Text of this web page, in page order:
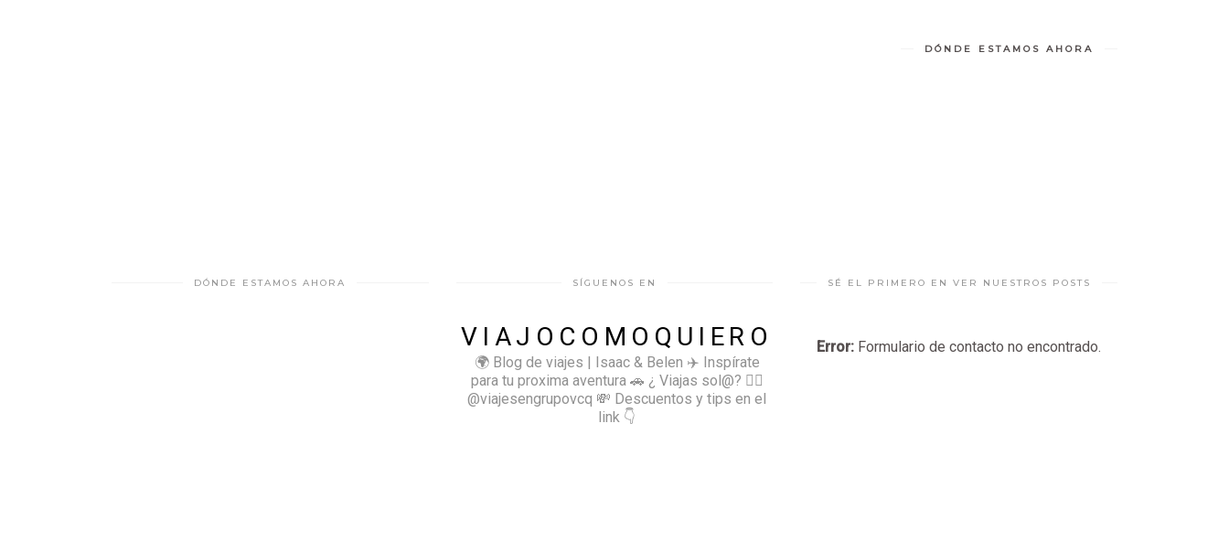
DÓNDE ESTAMOS AHORA
DÓNDE ESTAMOS AHORA SÍGUENOS EN
VIAJOCOMOQUIERO
🌍 Blog de viajes | Isaac & Belen ✈️ Inspírate
para tu proxima aventura 🚗 ¿ Viajas sol@? 👉🏻
@viajesengrupovcq 💸 Descuentos y tips en el
link 👇
SÉ EL PRIMERO EN VER NUESTROS POSTS
Error: Formulario de contacto no encontrado.